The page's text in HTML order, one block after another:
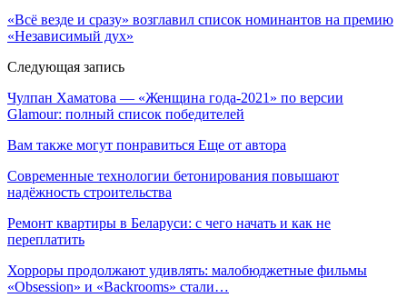
«Всё везде и сразу» возглавил список номинантов на премию
«Независимый дух»
Следующая запись
Чулпан Хаматова — «Женщина года-2021» по версии
Glamour: полный список победителей
Вам также могут понравиться Еще от автора
Современные технологии бетонирования повышают
надёжность строительства
Ремонт квартиры в Беларуси: с чего начать и как не
переплатить
Хорроры продолжают удивлять: малобюджетные фильмы
«Obsession» и «Backrooms» стали…